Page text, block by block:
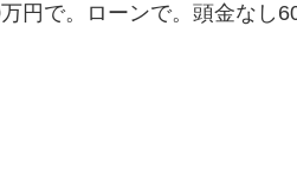
円で。ローンで。頭金なし